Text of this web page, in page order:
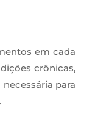
em cada
crônicas,
para